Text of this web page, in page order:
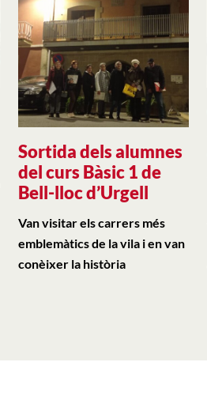
Sortida dels alumnes
del curs Bàsic 1 de
Bell-lloc d’Urgell
Van visitar els carrers més
emblemàtics de la vila i en van
conèixer la història